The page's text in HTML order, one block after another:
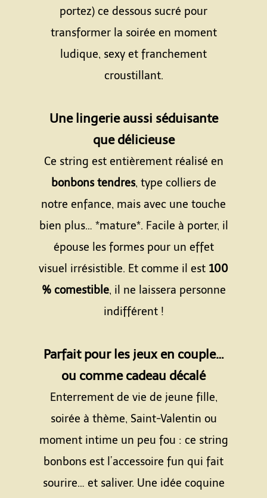
portez) ce dessous sucré pour
transformer la soirée en moment
ludique, sexy et franchement
croustillant.
Une lingerie aussi séduisante
que délicieuse
Ce string est entièrement réalisé en
bonbons tendres, type colliers de
notre enfance, mais avec une touche
bien plus… *mature*. Facile à porter, il
épouse les formes pour un effet
visuel irrésistible. Et comme il est 100
% comestible, il ne laissera personne
indifférent !
Parfait pour les jeux en couple…
ou comme cadeau décalé
Enterrement de vie de jeune fille,
soirée à thème, Saint-Valentin ou
moment intime un peu fou : ce string
bonbons est l’accessoire fun qui fait
sourire… et saliver. Une idée coquine